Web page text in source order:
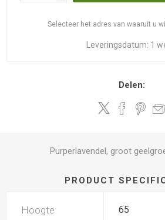
Selecteer het adres van waaruit u
Leveringsdatum: 1
Delen:
Purperlavendel, groot
PRODUCT
Hoogte 65